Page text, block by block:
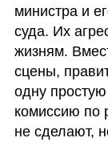
министра и
суда. Их
жизням.
сцены,
одну
комиссию по
не сделают,